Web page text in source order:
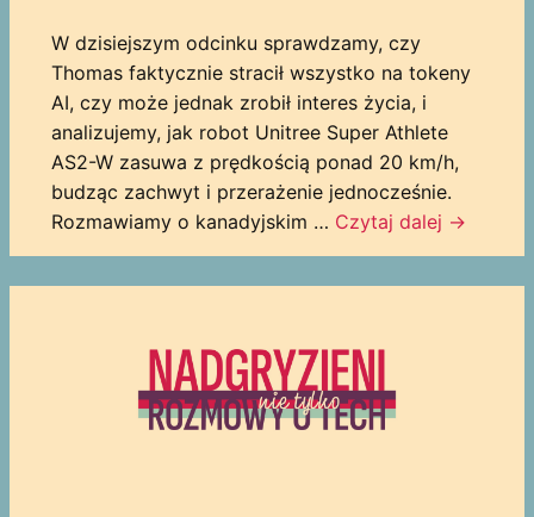
W dzisiejszym odcinku sprawdzamy, czy
Thomas faktycznie stracił wszystko na tokeny
AI, czy może jednak zrobił interes życia, i
analizujemy, jak robot Unitree Super Athlete
AS2-W zasuwa z prędkością ponad 20 km/h,
budząc zachwyt i przerażenie jednocześnie.
Rozmawiamy o kanadyjskim … Czytaj dalej →